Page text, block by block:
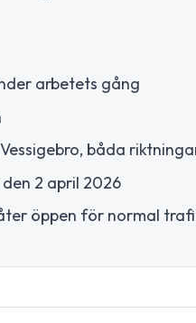
arbetets gång
båda
2 april 2026
öppen för normal